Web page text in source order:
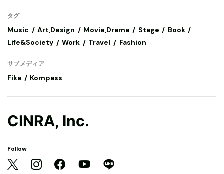
タグ
Music Art,Design Movie,Drama Stage
Book
Life&Society
Work Travel Fashion
サブメディア
Fika Kompass
CINRA, Inc.
Follow